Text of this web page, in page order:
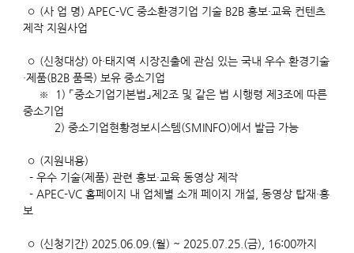
◦ (사 업 명) APEC-VC 중소환경기업 기술 B2B 홍보·교육 컨텐츠
제작 지원사업
◦ (신청대상) 아·태지역 시장진출에 관심 있는 국내 우수 환경기술
·제품(B2B 품목) 보유 중소기업
※ 1) ⌜중소기업기본법⌟제2조 및 같은 법 시행령 제3조에 따른
중소기업
2) 중소기업현황정보시스템(SMINFO)에서 발급 가능
◦ (지원내용)
- 우수 기술(제품) 관련 홍보·교육 동영상 제작
- APEC-VC 홈페이지 내 업체별 소개 페이지 개설, 동영상 탑재·홍
보
◦ (신청기간) 2025.06.09.(월) ~ 2025.07.25.(금), 16:00까지